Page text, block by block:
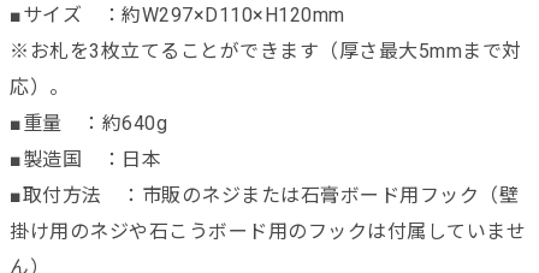
■サイズ ：約W297×D110×H120mm
※お札を3枚立てることができます（厚さ最大5mmまで対
応）。
■重量 ：約640g
■製造国 ：日本
■取付方法 ：市販のネジまたは石膏ボード用フック（壁
掛け用のネジや石こうボード用のフックは付属していませ
ん）